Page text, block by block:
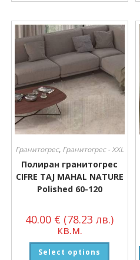
Гранитогрес, Гранитогрес - XXL
Полиран гранитогрес
CIFRE TAJ MAHAL NATURE
Polished 60-120
40.00 € (78.23 лв.)
кв.м.
Select options